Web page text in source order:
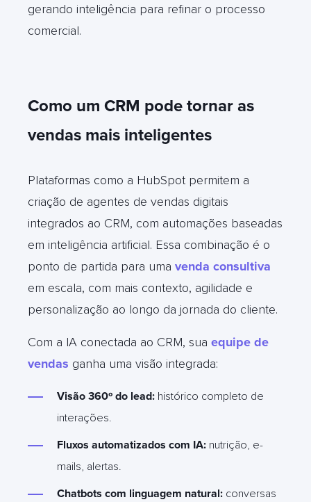
gerando inteligência para refinar o processo
comercial.
Como um CRM pode tornar as
vendas mais inteligentes
Plataformas como a HubSpot permitem a
criação de agentes de vendas digitais
integrados ao CRM, com automações baseadas
em inteligência artificial. Essa combinação é o
ponto de partida para uma venda consultiva
em escala, com mais contexto, agilidade e
personalização ao longo da jornada do cliente.
Com a IA conectada ao CRM, sua equipe de
vendas ganha uma visão integrada:
Visão 360º do lead: histórico completo de
interações.
Fluxos automatizados com IA: nutrição, e-
mails, alertas.
Chatbots com linguagem natural: conversas